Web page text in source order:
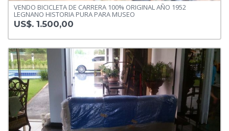
VENDO BICICLETA DE CARRERA 100% ORIGINAL AÑO 1952
LEGNANO HISTORIA PURA PARA MUSEO
US$. 1.500,00